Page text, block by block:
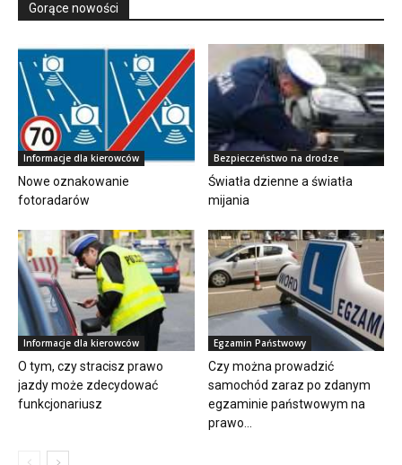
Gorące nowości
Informacje dla kierowców
Nowe oznakowanie
fotoradarów
Bezpieczeństwo na drodze
Światła dzienne a światła
mijania
Informacje dla kierowców
O tym, czy stracisz prawo
jazdy może zdecydować
funkcjonariusz
Egzamin Państwowy
Czy można prowadzić
samochód zaraz po zdanym
egzaminie państwowym na
prawo...